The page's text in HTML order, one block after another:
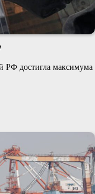
РФ достигла максимума